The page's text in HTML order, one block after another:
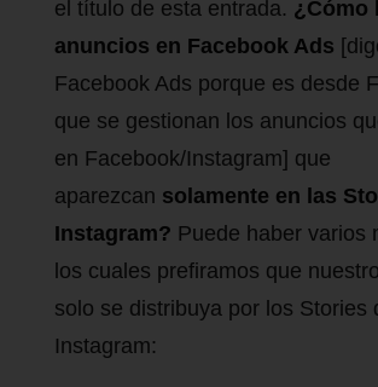
el título de esta entrada. ¿Cómo
anuncios en Facebook Ads
Facebook Ads porque es desde
que se gestionan los anuncios
en Facebook/Instagram] que
aparezcan solamente en las
Instagram? Puede haber varios
los cuales prefiramos que
solo se distribuya por los Stories
Instagram: